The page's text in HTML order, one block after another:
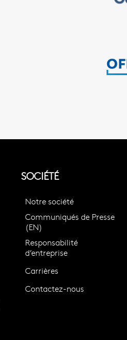
SOCIÉTÉ
Notre société
Communiqués de Presse
(EN)
Responsabilité
d’entreprise
Carrières
Contactez-nous